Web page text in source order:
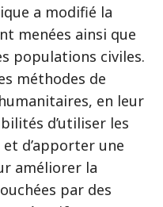
a modifié la
menées ainsi que
populations civiles.
méthodes de
en leur
d’utiliser les
d’apporter une
améliorer la
par des